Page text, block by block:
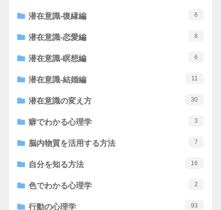
潜在意識-復縁編 6
潜在意識-恋愛編 8
潜在意識-瞑想編 6
潜在意識-結婚編 11
潜在意識の変え方 30
癖でわかる心理学 3
脳内物質を活用する方法 7
自分を知る方法 16
色でわかる心理学 2
行動の心理学 93